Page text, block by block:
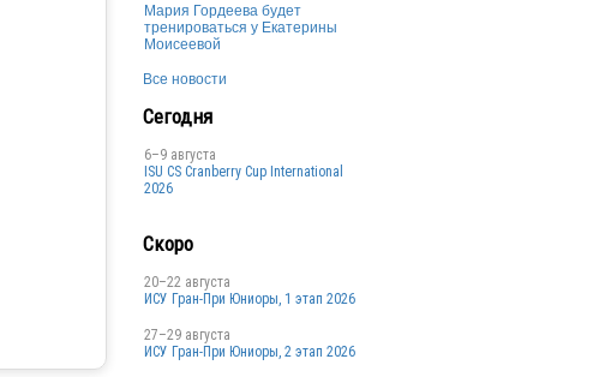
Мария Гордеева будет
тренироваться у Екатерины
Моисеевой
Все новости
Сегодня
6–9 августа
ISU CS Cranberry Cup International
2026
Скоро
20–22 августа
ИСУ Гран-При Юниоры, 1 этап 2026
27–29 августа
ИСУ Гран-При Юниоры, 2 этап 2026